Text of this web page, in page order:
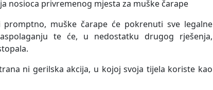
nosioca privremenog mjesta za muške čarape
muške čarape će pokrenuti sve legalne
te će, u nedostatku drugog rješenja,
ni gerilska akcija, u kojoj svoja tijela koriste kao